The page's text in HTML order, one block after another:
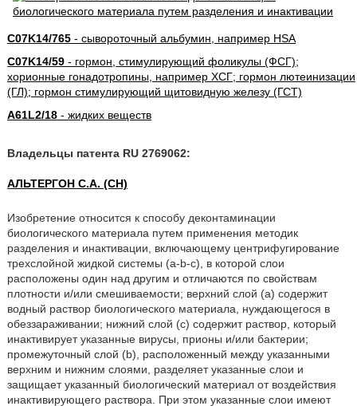
C07K14/765- сывороточный альбумин, например HSA
C07K14/59- гормон, стимулирующий фоликулы (ФСГ);
хорионные гонадотропины, например ХСГ; гормон лютеинизации
(ГЛ); гормон стимулирующий щитовидную железу (ГСТ)
A61L2/18- жидких веществ
Владельцы патента RU 2769062:
АЛЬТЕРГОН С.А. (CH)
Изобретение относится к способу деконтаминации
биологического материала путем применения методик
разделения и инактивации, включающему центрифугирование
трехслойной жидкой системы (a-b-с), в которой слои
расположены один над другим и отличаются по свойствам
плотности и/или смешиваемости; верхний слой (а) содержит
водный раствор биологического материала, нуждающегося в
обеззараживании; нижний слой (с) содержит раствор, который
инактивирует указанные вирусы, прионы и/или бактерии;
промежуточный слой (b), расположенный между указанными
верхним и нижним слоями, разделяет указанные слои и
защищает указанный биологический материал от воздействия
инактивирующего раствора. При этом указанные слои имеют